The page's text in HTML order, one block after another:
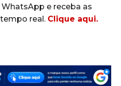
e receba as
real. Clique aqui.